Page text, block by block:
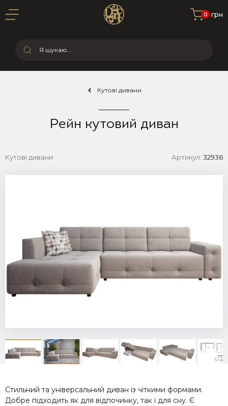
00 грн
Кутові дивани
Рейн кутовий диван
Кутові дивани Артикул: 32936
Стильний та універсальний диван із чіткими формами.
Добре підходить як для відпочинку, так і для сну. Є